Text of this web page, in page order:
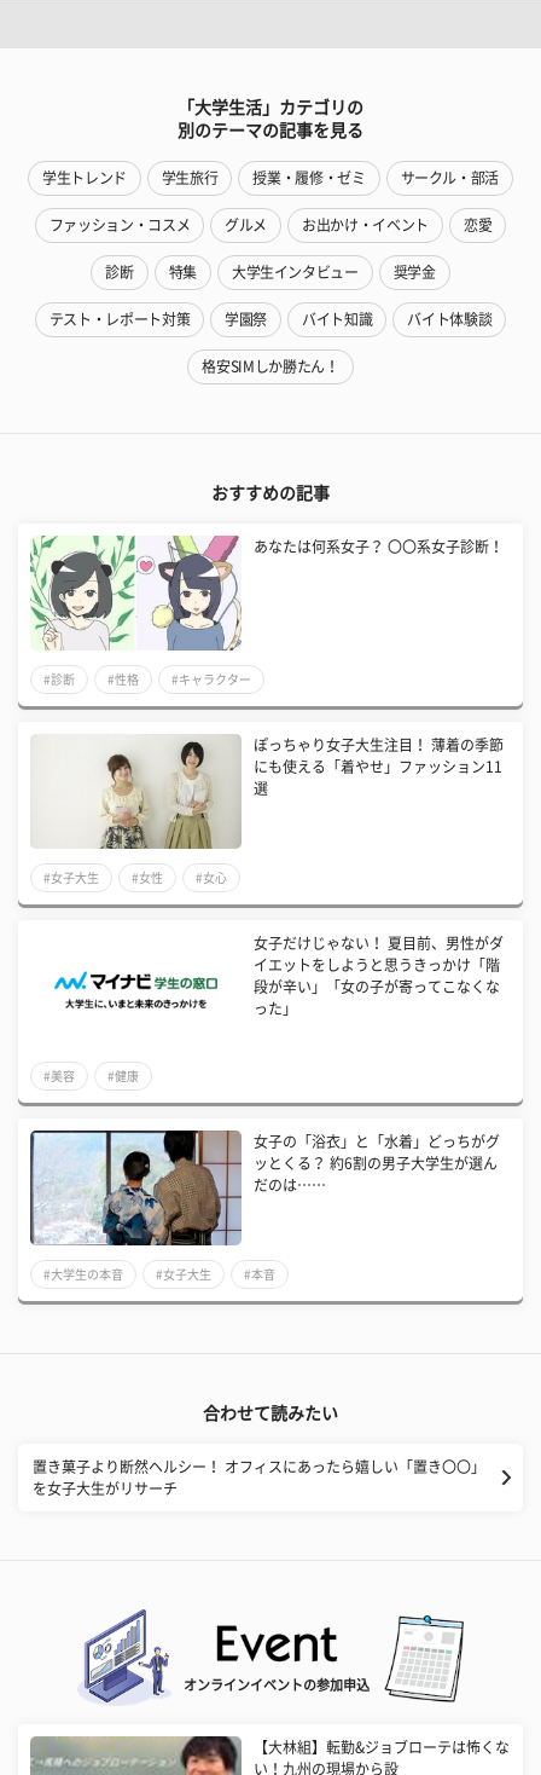
「大学生活」カテゴリの
別のテーマの記事を見る
学生トレンド 学生旅行 授業・履修・ゼミ サークル・部活
ファッション・コスメ グルメ お出かけ・イベント 恋愛
診断 特集 大学生インタビュー 奨学金
テスト・レポート対策 学園祭 バイト知識 バイト体験談
格安SIMしか勝たん！
おすすめの記事
あなたは何系女子？ 〇〇系女子診断！
#診断 #性格 #キャラクター
ぽっちゃり女子大生注目！ 薄着の季節
にも使える「着やせ」ファッション11
選
#女子大生 #女性 #女心
女子だけじゃない！ 夏目前、男性がダ
イエットをしようと思うきっかけ「階
段が辛い」「女の子が寄ってこなくな
った」
#美容 #健康
女子の「浴衣」と「水着」どっちがグ
ッとくる？ 約6割の男子大学生が選ん
だのは……
#大学生の本音 #女子大生 #本音
合わせて読みたい
置き菓子より断然ヘルシー！ オフィスにあったら嬉しい「置き〇〇」
を女子大生がリサーチ
オンラインイベントの参加申込
【大林組】転勤&ジョブローテは怖くな
い！九州の現場から設